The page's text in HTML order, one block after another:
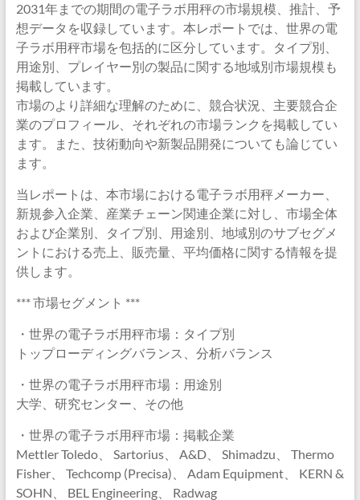
2031年までの期間の電子ラボ用秤の市場規模、推計、予
想データを収録しています。本レポートでは、世界の電
子ラボ用秤市場を包括的に区分しています。タイプ別、
用途別、プレイヤー別の製品に関する地域別市場規模も
掲載しています。
市場のより詳細な理解のために、競合状況、主要競合企
業のプロフィール、それぞれの市場ランクを掲載してい
ます。また、技術動向や新製品開発についても論じてい
ます。
当レポートは、本市場における電子ラボ用秤メーカー、
新規参入企業、産業チェーン関連企業に対し、市場全体
および企業別、タイプ別、用途別、地域別のサブセグメ
ントにおける売上、販売量、平均価格に関する情報を提
供します。
*** 市場セグメント ***
・世界の電子ラボ用秤市場：タイプ別
トップローディングバランス、分析バランス
・世界の電子ラボ用秤市場：用途別
大学、研究センター、その他
・世界の電子ラボ用秤市場：掲載企業
Mettler Toledo、 Sartorius、 A&D、 Shimadzu、 Thermo
Fisher、 Techcomp (Precisa)、 Adam Equipment、 KERN &
SOHN、 BEL Engineering、 Radwag